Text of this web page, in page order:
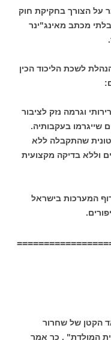
על הצורך בחקיקת חוק
מכתב מאינג"ינר
לשכת הליכוד הכין
וגרמה נזק לציבור
בעקבותיה.
שהתקבלה ללא
וללא בדיקה מקצועית
המערכות בישראל
הקטן של שחרור
המולדת" . כך אמר